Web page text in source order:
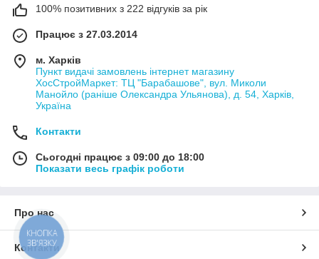
100% позитивних з 222 відгуків за рік
Працює з 27.03.2014
м. Харків
Пункт видачі замовлень інтернет магазину
ХосСтройМаркет: ТЦ "Барабашове", вул. Миколи
Манойло (раніше Олександра Ульянова), д. 54, Харків,
Україна
Контакти
Сьогодні працює з 09:00 до 18:00
Показати весь графік роботи
Про нас
Контакти
КНОПКА
ЗВ'ЯЗКУ